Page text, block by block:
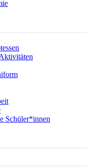
Schüler*innen